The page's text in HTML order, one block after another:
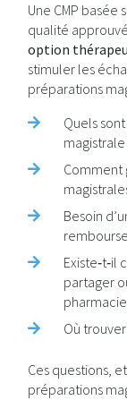
Une CMP
qualité
option
stimuler les
préparations
Quels
magistrale
Comment
Besoin
Existe‑t‑il
partager
Où
Ces questions,
préparations